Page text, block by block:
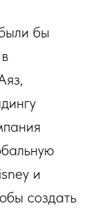
бы
и
создать